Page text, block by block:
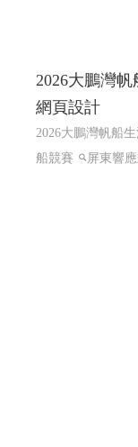
2026大鵬灣帆
網頁設計
2026大鵬灣帆船
船競賽
屏東響